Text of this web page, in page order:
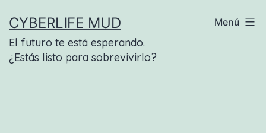
contenido
CYBERLIFE MUD
El futuro te está esperando.
¿Estás listo para sobrevivirlo?
Menú